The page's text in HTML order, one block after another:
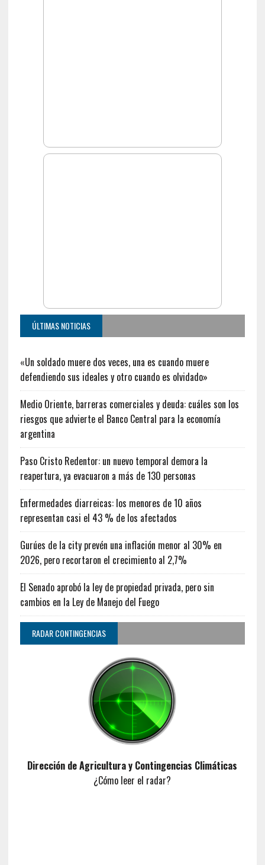
ÚLTIMAS NOTICIAS
«Un soldado muere dos veces, una es cuando muere
defendiendo sus ideales y otro cuando es olvidado»
Medio Oriente, barreras comerciales y deuda: cuáles son los
riesgos que advierte el Banco Central para la economía
argentina
Paso Cristo Redentor: un nuevo temporal demora la
reapertura, ya evacuaron a más de 130 personas
Enfermedades diarreicas: los menores de 10 años
representan casi el 43 % de los afectados
Gurúes de la city prevén una inflación menor al 30% en
2026, pero recortaron el crecimiento al 2,7%
El Senado aprobó la ley de propiedad privada, pero sin
cambios en la Ley de Manejo del Fuego
RADAR CONTINGENCIAS
Dirección de Agricultura y Contingencias Climáticas
¿Cómo leer el radar?